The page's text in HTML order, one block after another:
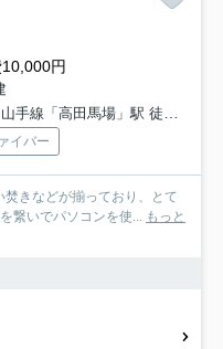
円
山手線「高田馬場」駅 徒歩13分
イバー
きなどが揃っており、とて
繋いでパソコンを使... もっと